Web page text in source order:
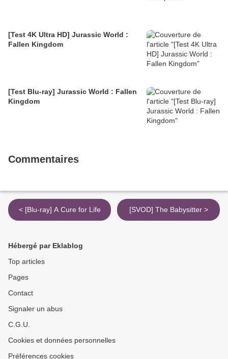
[Test 4K Ultra HD] Jurassic World :
Fallen Kingdom
[Test Blu-ray] Jurassic World : Fallen
Kingdom
Commentaires
< [Blu-ray] A Cure for Life [SVOD] The Babysitter >
Hébergé par Eklablog
Top articles
Pages
Contact
Signaler un abus
C.G.U.
Cookies et données personnelles
Préférences cookies